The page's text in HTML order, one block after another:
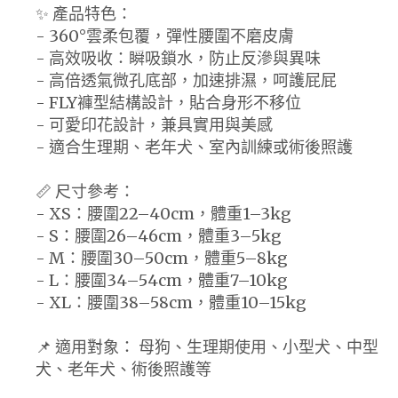
✨ 產品特色：
- 360°雲柔包覆，彈性腰圍不磨皮膚
- 高效吸收：瞬吸鎖水，防止反滲與異味
- 高倍透氣微孔底部，加速排濕，呵護屁屁
- FLY褲型結構設計，貼合身形不移位
- 可愛印花設計，兼具實用與美感
- 適合生理期、老年犬、室內訓練或術後照護
📏 尺寸參考：
- XS：腰圍22–40cm，體重1–3kg
- S：腰圍26–46cm，體重3–5kg
- M：腰圍30–50cm，體重5–8kg
- L：腰圍34–54cm，體重7–10kg
- XL：腰圍38–58cm，體重10–15kg
📌 適用對象： 母狗、生理期使用、小型犬、中型
犬、老年犬、術後照護等